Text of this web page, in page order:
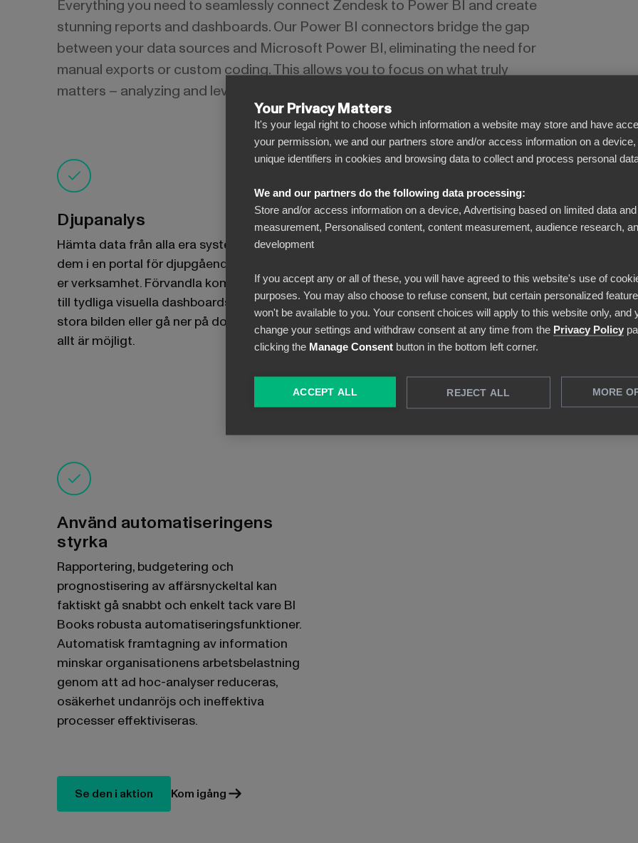
Your Privacy Matters
It's your legal right to choose which information a website may store and have
your permission, we and our partners store and/or access information on a
unique identifiers in cookies and browsing data to collect and process personal
We and our partners do the following data processing:
Store and/or access information on a device, Advertising based on limited data
measurement, Personalised content, content measurement, audience research,
development
If you accept any or all of these, you will have agreed to this website's use of
purposes. You may also choose to refuse consent, but certain personalized
won't be available to you. Your consent choices will apply to this website only, and
change your settings and withdraw consent at any time from the Privacy Policy
clicking the Manage Consent button in the bottom left corner.
ACCEPT ALL REJECT ALL MORE
Everything you need to seamlessly connect Zendesk to Power BI and create
stunning reports and dashboards. Our Power BI connectors bridge the gap
between your data sources and Microsoft Power BI, eliminating the need for
manual exports or custom coding. This allows you to focus on what truly
matters – analyzing and leveraging your data for smarter decisions.
Djupanalys
Hämta data från alla era system och samla
dem i en portal för djupgående insikter om
er verksamhet. Förvandla komplicerade data
till tydliga visuella dashboards. Beundra den
stora bilden eller gå ner på dokumentnivå -
allt är möjligt.
Se bortom siffrorna
bilden eller gå ner på dokumentnivå – allt är
möjligt.
Använd automatiseringens
styrka
Rapportering, budgetering och
prognostisering av affärsnyckeltal kan
faktiskt gå snabbt och enkelt tack vare BI
Books robusta automatiseringsfunktioner.
Automatisk framtagning av information
minskar organisationens arbetsbelastning
genom att ad hoc-analyser reduceras,
osäkerhet undanröjs och ineffektiva
processer effektiviseras.
Se den i aktion Kom igång